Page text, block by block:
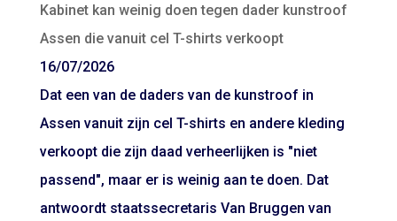
Kabinet kan weinig doen tegen dader kunstroof
Assen die vanuit cel T-shirts verkoopt
16/07/2026
Dat een van de daders van de kunstroof in
Assen vanuit zijn cel T-shirts en andere kleding
verkoopt die zijn daad verheerlijken is "niet
passend", maar er is weinig aan te doen. Dat
antwoordt staatssecretaris Van Bruggen van